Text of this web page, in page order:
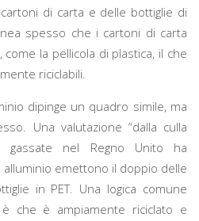
di carta e delle bottiglie di
spesso che i cartoni di carta
la pellicola di plastica, il che
riciclabili.
dipinge un quadro simile, ma
Una valutazione “dalla culla
gassate nel Regno Unito ha
emettono il doppio delle
in PET. Una logica comune
è che è ampiamente riciclato e